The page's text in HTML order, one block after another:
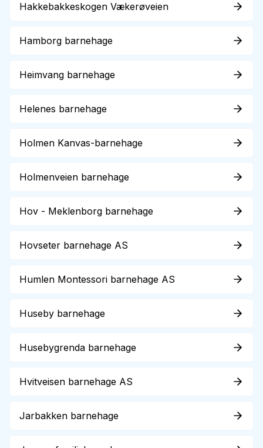
Hakkebakkeskogen Vækerøveien
Hamborg barnehage
Heimvang barnehage
Helenes barnehage
Holmen Kanvas-barnehage
Holmenveien barnehage
Hov - Meklenborg barnehage
Hovseter barnehage AS
Humlen Montessori barnehage AS
Huseby barnehage
Husebygrenda barnehage
Hvitveisen barnehage AS
Jarbakken barnehage